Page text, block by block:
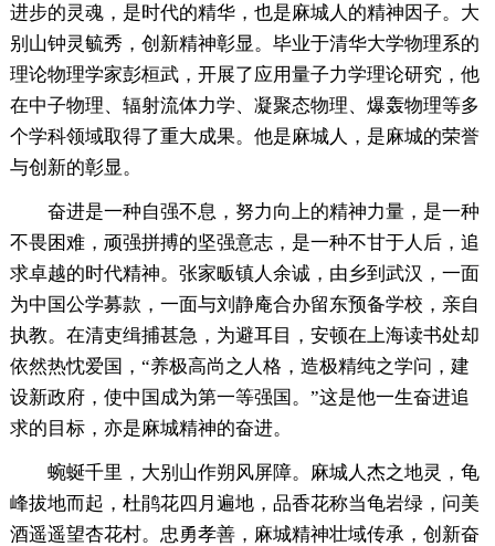
进步的灵魂，是时代的精华，也是麻城人的精神因子。大
别山钟灵毓秀，创新精神彰显。毕业于清华大学物理系的
理论物理学家彭桓武，开展了应用量子力学理论研究，他
在中子物理、辐射流体力学、凝聚态物理、爆轰物理等多
个学科领域取得了重大成果。他是麻城人，是麻城的荣誉
与创新的彰显。
奋进是一种自强不息，努力向上的精神力量，是一种
不畏困难，顽强拼搏的坚强意志，是一种不甘于人后，追
求卓越的时代精神。张家畈镇人余诚，由乡到武汉，一面
为中国公学募款，一面与刘静庵合办留东预备学校，亲自
执教。在清吏缉捕甚急，为避耳目，安顿在上海读书处却
依然热忱爱国，“养极高尚之人格，造极精纯之学问，建
设新政府，使中国成为第一等强国。”这是他一生奋进追
求的目标，亦是麻城精神的奋进。
蜿蜒千里，大别山作朔风屏障。麻城人杰之地灵，龟
峰拔地而起，杜鹃花四月遍地，品香花称当龟岩绿，问美
酒遥遥望杏花村。忠勇孝善，麻城精神壮域传承，创新奋